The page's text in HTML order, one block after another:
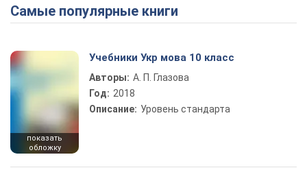
Самые популярные книги
показать
обложку
Учебники Укр мова 10 класс
Авторы: А. П. Глазова
Год: 2018
Описание: Уровень стандарта